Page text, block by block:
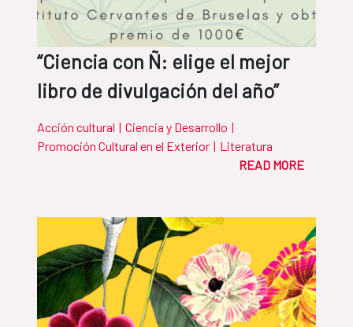
“Ciencia con Ñ: elige el mejor
libro de divulgación del año”
Acción cultural | Ciencia y Desarrollo |
Promoción Cultural en el Exterior | Literatura
READ MORE